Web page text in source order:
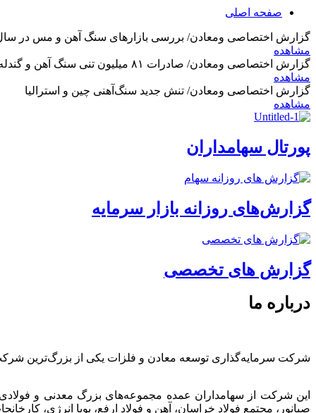
صفحه اصلی
گزارش اختصاصی ومعادن/ بررسی بازارهای سنگ آهن و مس در سال 2025 و نگاه تحلیلگران به
مشاهده
گزارش اختصاصی ومعادن/ صادرات ۸۱ میلیون تنی سنگ آهن و گندله استرالیا در ماه گذشته
مشاهده
گزارش اختصاصی ومعادن/ تنش جدید سنگ‌آهنی چین و استرالیا
مشاهده
پورتال سهامداران
گزارش‌های روزانه بازار سرمایه
گزارش های تخصصی
درباره ما
شرکت سرمایه‌گذاری توسعه معادن و فلزات یکی از بزرگ‌ترین
این شرکت از سهامداران عمده مجموعه‌های بزرگ معدنی و
صبانور، مجتمع فولاد خراسان، آهن و فولاد ارفع، پویا انرژی،